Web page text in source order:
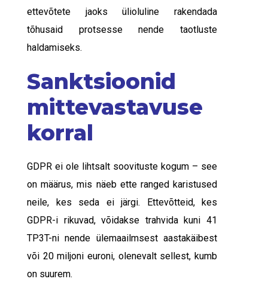
ettevõtete jaoks ülioluline rakendada
tõhusaid protsesse nende taotluste
haldamiseks.
Sanktsioonid
mittevastavuse
korral
GDPR ei ole lihtsalt soovituste kogum – see
on määrus, mis näeb ette ranged karistused
neile, kes seda ei järgi. Ettevõtteid, kes
GDPR-i rikuvad, võidakse trahvida kuni 41
TP3T-ni nende ülemaailmsest aastakäibest
või 20 miljoni euroni, olenevalt sellest, kumb
on suurem.